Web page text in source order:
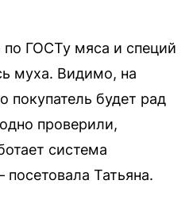
ГОСТу мяса и специй
муха. Видимо, на
покупатель будет рад
проверили,
система
Татьяна.